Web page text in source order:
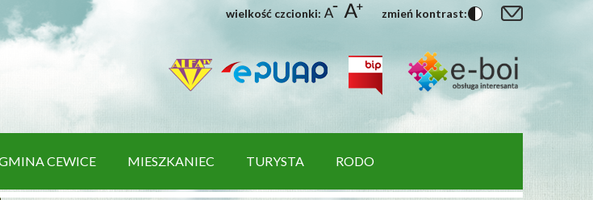
wielkość czcionki: zmień kontrast:
CEWICE MIESZKANIEC TURYSTA RODO